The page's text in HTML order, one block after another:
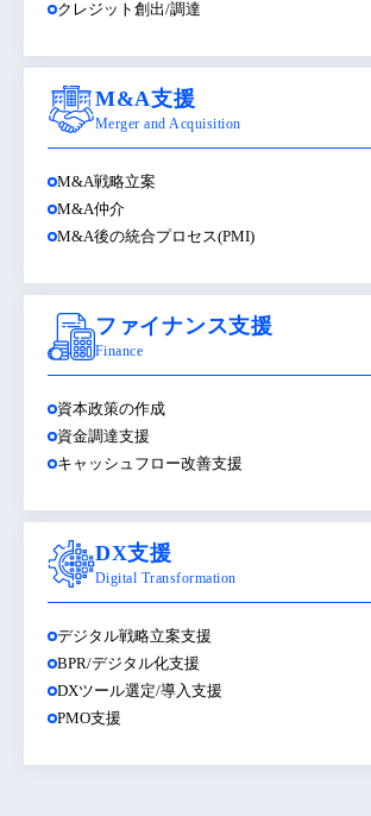
クレジット創出/調達
M&A支援
Merger and Acquisition
M&A戦略立案
M&A仲介
M&A後の統合プロセス(PMI)
ファイナンス支援
Finance
資本政策の作成
資金調達支援
キャッシュフロー改善支援
DX支援
Digital Transformation
デジタル戦略立案支援
BPR/デジタル化支援
DXツール選定/導入支援
PMO支援